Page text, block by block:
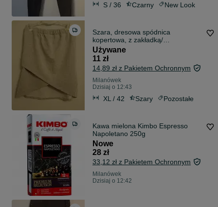
S / 36 Czarny New Look
Szara, dresowa spódnica
kopertowa, z zakładką/
asymetryczna
Używane
11 zł
14,89 zł z Pakietem Ochronnym
Milanówek
Dzisiaj o 12:43
XL / 42 Szary Pozostałe
Kawa mielona Kimbo Espresso
Napoletano 250g
Nowe
28 zł
33,12 zł z Pakietem Ochronnym
Milanówek
Dzisiaj o 12:42